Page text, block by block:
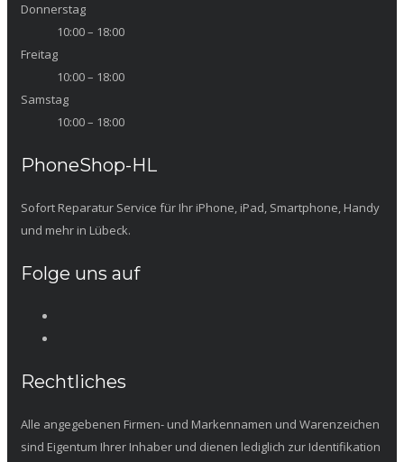
Donnerstag
10:00 – 18:00
Freitag
10:00 – 18:00
Samstag
10:00 – 18:00
PhoneShop-HL
Sofort Reparatur Service für Ihr iPhone, iPad, Smartphone, Handy
und mehr in Lübeck.
Folge uns auf
Rechtliches
Alle angegebenen Firmen- und Markennamen und Warenzeichen
sind Eigentum Ihrer Inhaber und dienen lediglich zur Identifikation